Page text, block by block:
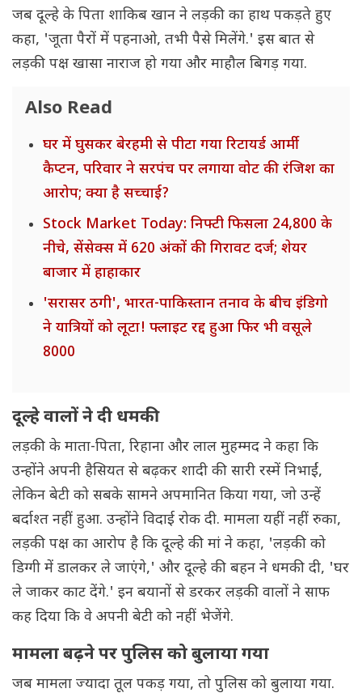
जब दूल्हे के पिता शाकिब खान ने लड़की का हाथ पकड़ते हुए
कहा, 'जूता पैरों में पहनाओ, तभी पैसे मिलेंगे.' इस बात से
लड़की पक्ष खासा नाराज हो गया और माहौल बिगड़ गया.
Also Read
घर में घुसकर बेरहमी से पीटा गया रिटायर्ड आर्मी
कैप्टन, परिवार ने सरपंच पर लगाया वोट की रंजिश का
आरोप; क्या है सच्चाई?
Stock Market Today: निफ्टी फिसला 24,800 के
नीचे, सेंसेक्स में 620 अंकों की गिरावट दर्ज; शेयर
बाजार में हाहाकार
'सरासर ठगी', भारत-पाकिस्तान तनाव के बीच इंडिगो
ने यात्रियों को लूटा! फ्लाइट रद्द हुआ फिर भी वसूले
8000
दूल्हे वालों ने दी धमकी
लड़की के माता-पिता, रिहाना और लाल मुहम्मद ने कहा कि
उन्होंने अपनी हैसियत से बढ़कर शादी की सारी रस्में निभाईं,
लेकिन बेटी को सबके सामने अपमानित किया गया, जो उन्हें
बर्दाश्त नहीं हुआ. उन्होंने विदाई रोक दी. मामला यहीं नहीं रुका,
लड़की पक्ष का आरोप है कि दूल्हे की मां ने कहा, 'लड़की को
डिग्गी में डालकर ले जाएंगे,' और दूल्हे की बहन ने धमकी दी, 'घर
ले जाकर काट देंगे.' इन बयानों से डरकर लड़की वालों ने साफ
कह दिया कि वे अपनी बेटी को नहीं भेजेंगे.
मामला बढ़ने पर पुलिस को बुलाया गया
जब मामला ज्यादा तूल पकड़ गया, तो पुलिस को बुलाया गया.